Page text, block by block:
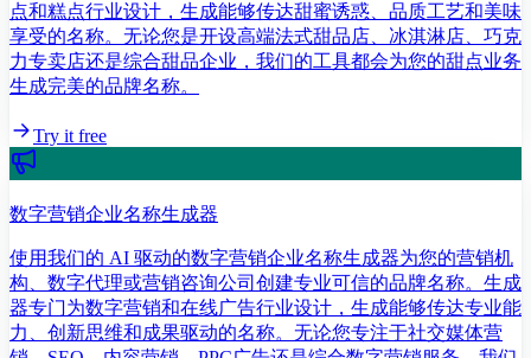
点和糕点行业设计，生成能够传达甜蜜诱惑、品质工艺和美味
享受的名称。无论您是开设高端法式甜品店、冰淇淋店、巧克
力专卖店还是综合甜品企业，我们的工具都会为您的甜点业务
生成完美的品牌名称。
Try it free
数字营销企业名称生成器
使用我们的 AI 驱动的数字营销企业名称生成器为您的营销机
构、数字代理或营销咨询公司创建专业可信的品牌名称。生成
器专门为数字营销和在线广告行业设计，生成能够传达专业能
力、创新思维和成果驱动的名称。无论您专注于社交媒体营